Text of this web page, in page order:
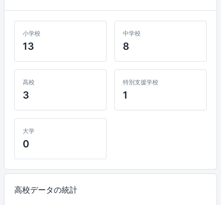
小学校
13
中学校
8
高校
3
特別支援学校
1
大学
0
高校データの統計